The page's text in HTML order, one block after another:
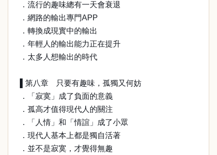
．流行的趣味總有一天會衰退
．網路的輸出專門APP
．轉換成現實中的輸出
．年輕人的輸出能力正在提升
．太多人想輸出的時代
▌第八章 只要有趣味，孤獨又何妨
．「寂寞」成了負面的意義
．孤高才值得現代人的關注
．「人情」和「情誼」成了小眾
．現代人基本上都是獨自活著
．並不是寂寞，才覺得無趣